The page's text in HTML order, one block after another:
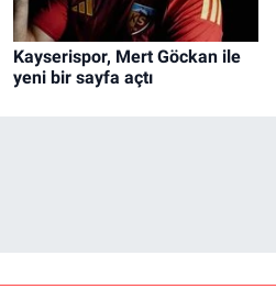
Kayserispor, Mert Göckan ile
yeni bir sayfa açtı